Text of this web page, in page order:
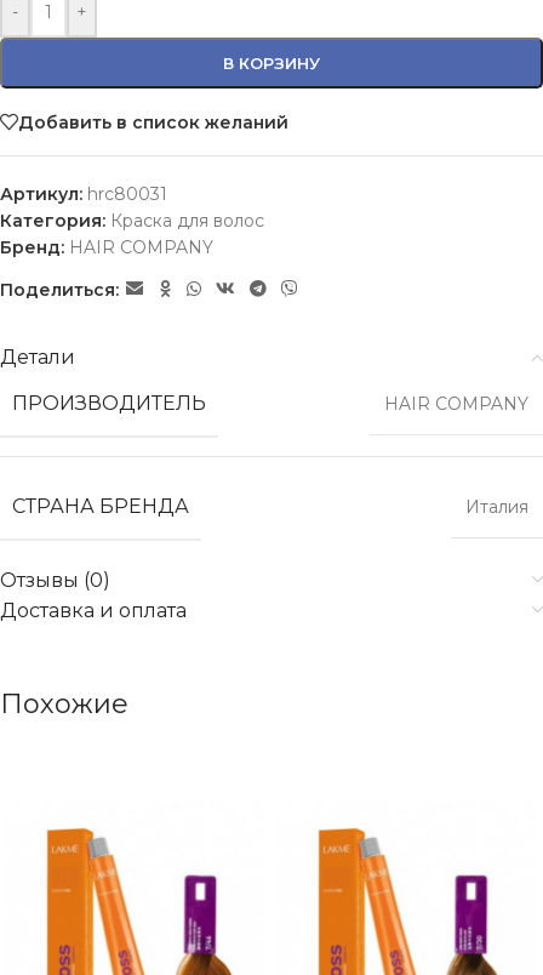
- +
В КОРЗИНУ
Добавить в список желаний
Артикул: hrc80031
Категория: Краска для волос
Бренд: HAIR COMPANY
Поделиться:
Детали
ПРОИЗВОДИТЕЛЬ
HAIR COMPANY
СТРАНА БРЕНДА Италия
Отзывы (0)
Доставка и оплата
Похожие